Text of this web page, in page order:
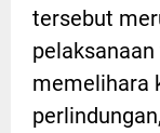
tersebut
memelihara